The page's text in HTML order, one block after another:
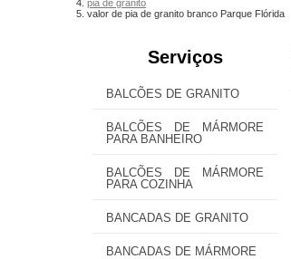
pia de granito
valor de pia de granito branco Parque Flórida
Serviços
BALCÕES DE GRANITO
BALCÕES DE MÁRMORE
PARA BANHEIRO
BALCÕES DE MÁRMORE
PARA COZINHA
BANCADAS DE GRANITO
BANCADAS DE MÁRMORE